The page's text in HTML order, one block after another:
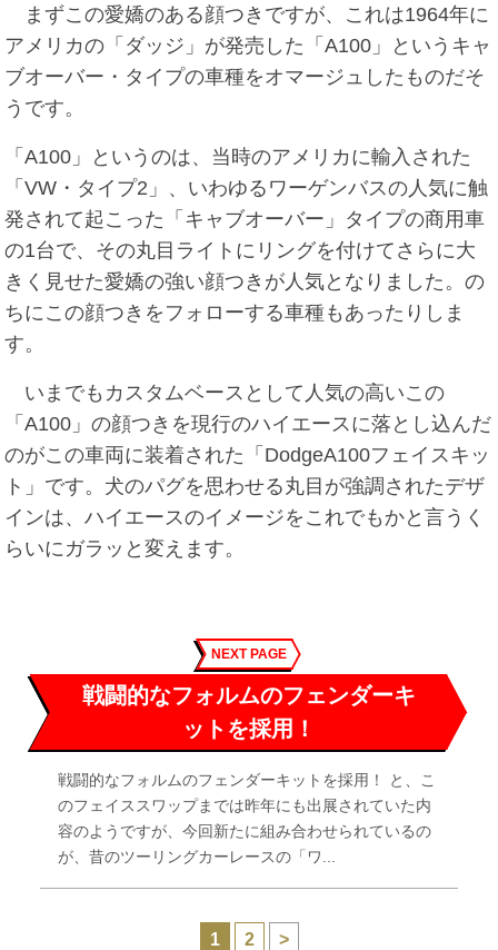
まずこの愛嬌のある顔つきですが、これは1964年に
アメリカの「ダッジ」が発売した「A100」というキャ
ブオーバー・タイプの車種をオマージュしたものだそ
うです。
「A100」というのは、当時のアメリカに輸入された
「VW・タイプ2」、いわゆるワーゲンバスの人気に触
発されて起こった「キャブオーバー」タイプの商用車
の1台で、その丸目ライトにリングを付けてさらに大
きく見せた愛嬌の強い顔つきが人気となりました。の
ちにこの顔つきをフォローする車種もあったりしま
す。
いまでもカスタムベースとして人気の高いこの
「A100」の顔つきを現行のハイエースに落とし込んだ
のがこの車両に装着された「DodgeA100フェイスキッ
ト」です。犬のパグを思わせる丸目が強調されたデザ
インは、ハイエースのイメージをこれでもかと言うく
らいにガラッと変えます。
NEXT PAGE
戦闘的なフォルムのフェンダーキ
ットを採用！
戦闘的なフォルムのフェンダーキットを採用！ と、こ
のフェイススワップまでは昨年にも出展されていた内
容のようですが、今回新たに組み合わせられているの
が、昔のツーリングカーレースの「ワ...
1 2 >